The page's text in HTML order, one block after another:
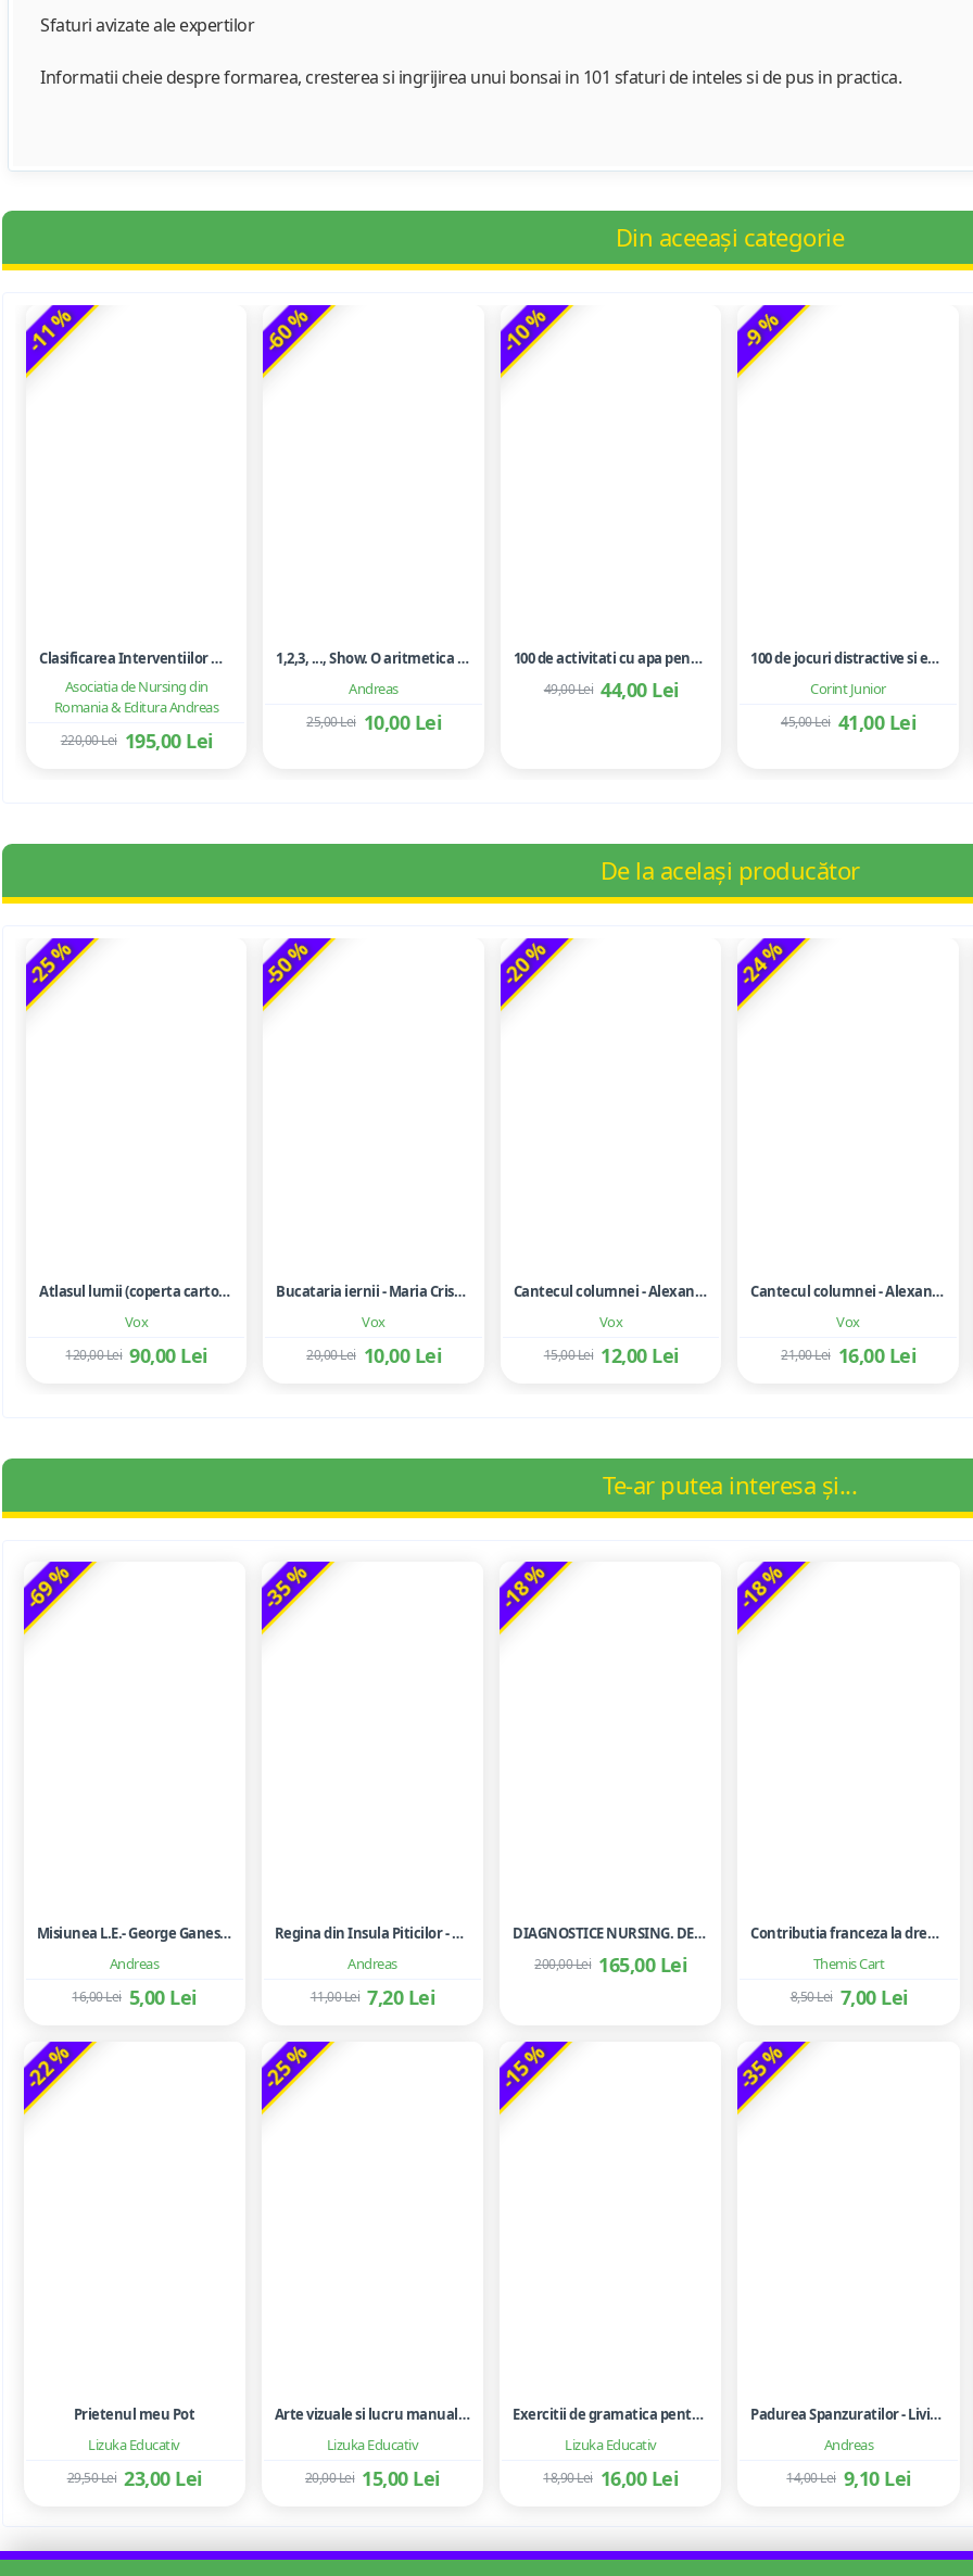
Sfaturi avizate ale expertilor
Informatii cheie despre formarea, cresterea si ingrijirea unui bonsai in 101 sfaturi de inteles si de pus in practica.
Din aceeași categorie
-11 %
Asociatia de Nursing din
Romania & Editura Andreas
Clasificarea Interventiilor Nursing (NIC)
195,00 Lei
220,00 Lei
-60 %
Andreas
1,2,3, ..., Show. O aritmetica emotionala, o poezie a matematicii - Ioan Dancila
10,00 Lei
25,00 Lei
-10 %
100 de activitati cu apa pentru dezvoltarea si relaxarea bebelusilor - Perrine Alliod
44,00 Lei
49,00 Lei
-9 %
Corint Junior
100 de jocuri distractive si educative
41,00 Lei
45,00 Lei
De la același producător
-25 %
Vox
Atlasul lumii (coperta cartonata)
90,00 Lei
120,00 Lei
-50 %
Vox
Bucataria iernii - Maria Cristea Soimu; Adriana Trandafir
10,00 Lei
20,00 Lei
-20 %
Vox
Cantecul columnei - Alexandru Mitru - coperta cu carton subtire
12,00 Lei
15,00 Lei
-24 %
Vox
Cantecul columnei - Alexandru Mitru - editie cartonata
16,00 Lei
21,00 Lei
Te-ar putea interesa și...
-69 %
Andreas
Misiunea L.E.- George Ganescu
5,00 Lei
16,00 Lei
-35 %
Andreas
Regina din Insula Piticilor - Mos Nae
7,20 Lei
11,00 Lei
-18 %
DIAGNOSTICE NURSING. DEFINITII SI CLASIFICARI 2021-2023.
165,00 Lei
200,00 Lei
-18 %
Themis Cart
Contributia franceza la dreptul european al contractelor
7,00 Lei
8,50 Lei
-22 %
Lizuka Educativ
Prietenul meu Pot
23,00 Lei
29,50 Lei
-25 %
Lizuka Educativ
Arte vizuale si lucru manual. Clasa pregatitoare - Mirela Mihailescu, Florentina Cismaru, Claudia Vatui
15,00 Lei
20,00 Lei
-15 %
Lizuka Educativ
Exercitii de gramatica pentru clasele a III-a si a IV-a - Ghid practic de invatare a gramaticii limbii romane, pentru scolarii mici si parinti
16,00 Lei
18,90 Lei
-35 %
Andreas
Padurea Spanzuratilor - Liviu Rebreanu
9,10 Lei
14,00 Lei